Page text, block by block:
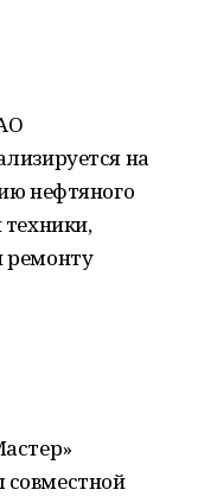
на
нефтяного
ремонту